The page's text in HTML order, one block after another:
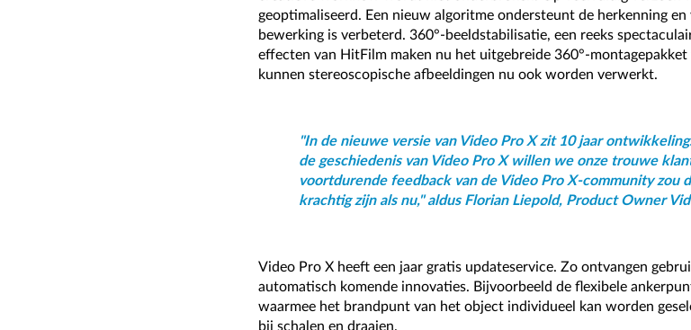
geoptimaliseerd. Een nieuw algoritme ondersteunt de herkenning
bewerking is verbeterd. 360°-beeldstabilisatie, een reeks
effecten van HitFilm maken nu het uitgebreide 360°-
kunnen stereoscopische afbeeldingen nu ook worden verwerkt.
"In de nieuwe versie van Video Pro X zit 10 jaar
de geschiedenis van Video Pro X willen we onze trouwe
voortdurende feedback van de Video Pro X-community zou
krachtig zijn als nu," aldus Florian Liepold, Product Owner
Video Pro X heeft een jaar gratis updateservice. Zo ontvangen
automatisch komende innovaties. Bijvoorbeeld de flexibele
waarmee het brandpunt van het object individueel kan worden
bij schalen en draaien.